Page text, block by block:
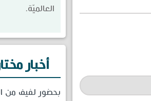
العالميّة.
أخبار
بحضور لفيف من